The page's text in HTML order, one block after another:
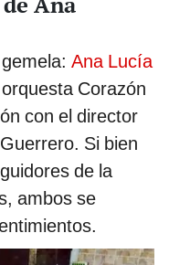
Ana Lucía
Corazón
con el director
Si bien
de la
ambos se